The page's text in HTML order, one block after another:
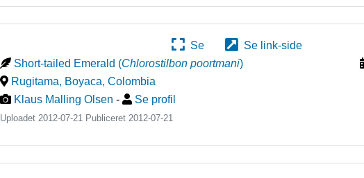
Se
Se link-side
Short-tailed Emerald (Chlorostilbon poortmani)
Rugitama, Boyaca,Colombia
Klaus Malling Olsen - Se profil
Uploadet 2012-07-21 Publiceret2012-07-21